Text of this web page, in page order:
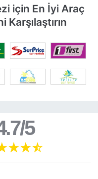
için En İyi Araç
5